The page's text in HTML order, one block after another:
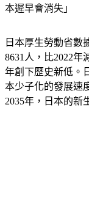
本遲早會消失」
日本厚生勞動省數
8631人，比2022年
年創下歷史新低。
本少子化的發展速
2035年，日本的新